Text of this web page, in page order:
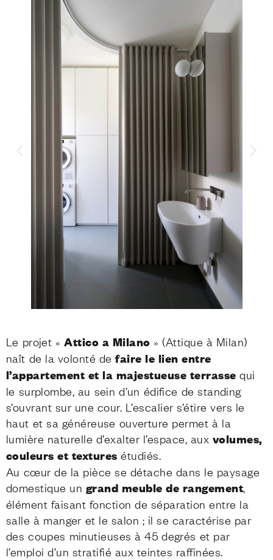
Le projet « Attico a Milano » (Attique à Milan)
naît de la volonté de faire le lien entre
l’appartement et la majestueuse terrasse qui
le surplombe, au sein d’un édifice de standing
s’ouvrant sur une cour. L’escalier s’étire vers le
haut et sa généreuse ouverture permet à la
lumière naturelle d’exalter l’espace, aux volumes,
couleurs et textures étudiés.
Au cœur de la pièce se détache dans le paysage
domestique un grand meuble de rangement,
élément faisant fonction de séparation entre la
salle à manger et le salon ; il se caractérise par
des coupes minutieuses à 45 degrés et par
l’emploi d’un stratifié aux teintes raffinées.